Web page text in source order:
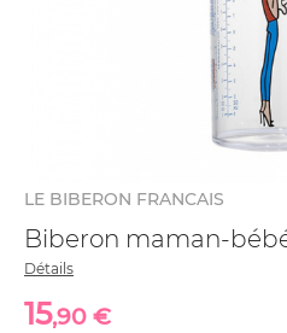
LE BIBERON FRANCAIS
Biberon maman-
Détails
15,90 €